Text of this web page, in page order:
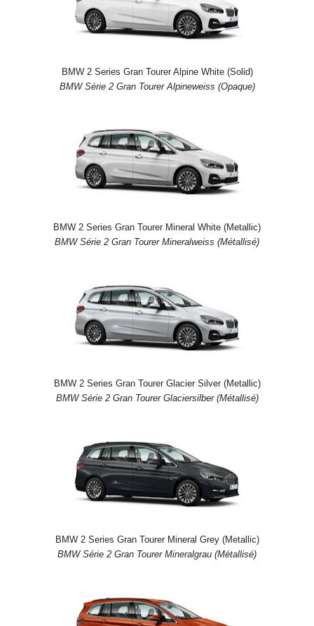
BMW 2 Series Gran Tourer Alpine White (Solid)
BMW Série 2 Gran Tourer Alpineweiss (Opaque)
BMW 2 Series Gran Tourer Mineral White (Metallic)
BMW Série 2 Gran Tourer Mineralweiss (Métallisé)
BMW 2 Series Gran Tourer Glacier Silver (Metallic)
BMW Série 2 Gran Tourer Glaciersilber (Métallisé)
BMW 2 Series Gran Tourer Mineral Grey (Metallic)
BMW Série 2 Gran Tourer Mineralgrau (Métallisé)